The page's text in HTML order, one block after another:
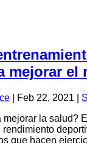
mejorar el
Feb 22, 2021
la salud?
rendimiento
que hacen